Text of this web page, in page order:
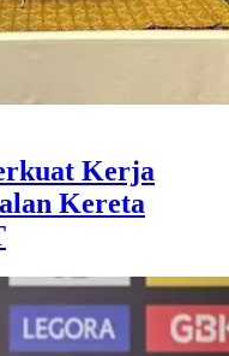
Kerja
Kereta